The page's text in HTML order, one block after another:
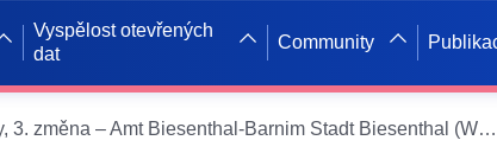
Vyspělost otevřených
dat
Community
Plán využití půdy, 3. změna – Amt Biesenthal-Barnim Stadt Biesenthal (WMS)